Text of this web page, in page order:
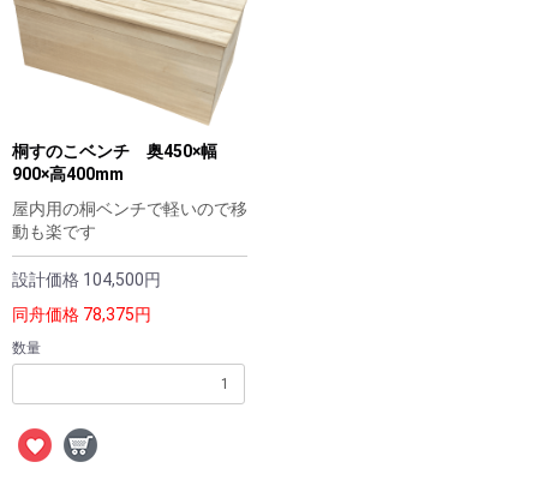
桐すのこベンチ 奥450×幅
900×高400mm
屋内用の桐ベンチで軽いので移
動も楽です
設計価格 104,500円
同舟価格 78,375円
数量